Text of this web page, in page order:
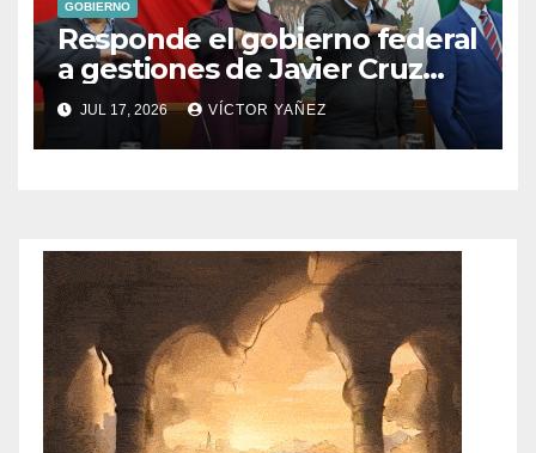
GOBIERNO
Responde el gobierno federal
a gestiones de Javier Cruz
Jaramillo
JUL 17, 2026 VÍCTOR YAÑEZ